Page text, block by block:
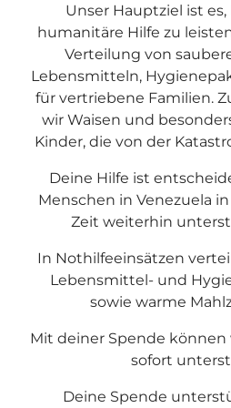
Unser Hauptziel ist
humanitäre Hilfe zu
Verteilung von
Lebensmitteln,
für vertriebene Familien.
wir Waisen und
Kinder, die von der
Deine Hilfe ist
Menschen in Venezuela
Zeit weiterhin
In Nothilfeeinsätzen
Lebensmittel- und
sowie warme
Mit deiner Spende können
sofort
Deine Spende